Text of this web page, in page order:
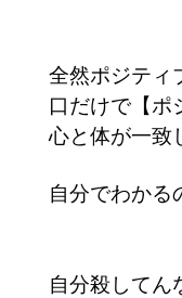
全然ポジティ
口だけで【ポ
心と体が一致
自分でわかる
自分殺してん